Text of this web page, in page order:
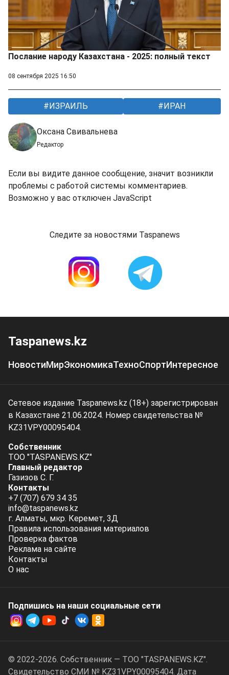
Послание народу Казахстана - 2025: полный текст
08 сентября 2025 16:50
ИЗРАИЛЬ ИРАН
Оксана Свивальнева
Редактор
Если вы видите данное сообщение, значит возникли
проблемы с работой системы комментариев.
Возможно у вас отключен JavaScript
Следите за новостями Taspanews
Taspanews.kz
НовостиМирЭкономикаТехноСпортИнтересное
Сетевое издание Taspanews.kz (18+) зарегистрирован
в Казахстане 21.06.2024. Номер свидетельства №
KZ31VPY00095404.
Собственник
ТОО "TASPANEWS.KZ"
Главный редактор
Газизов С. Г.
Контакты
+7 (707) 679 34 35
info@taspanews.kz
г. Алматы, мкр. Керемет, 3Д
Правила использования материалов
Проверка фактов
Реклама на сайте
Контакты
О нас
Подпишись на наши социальные cети
© 2022-2026. Собственник — ТОО "TASPANEWS.KZ".
Cвидетельство СМИ № KZ31VPY00095404. Дата